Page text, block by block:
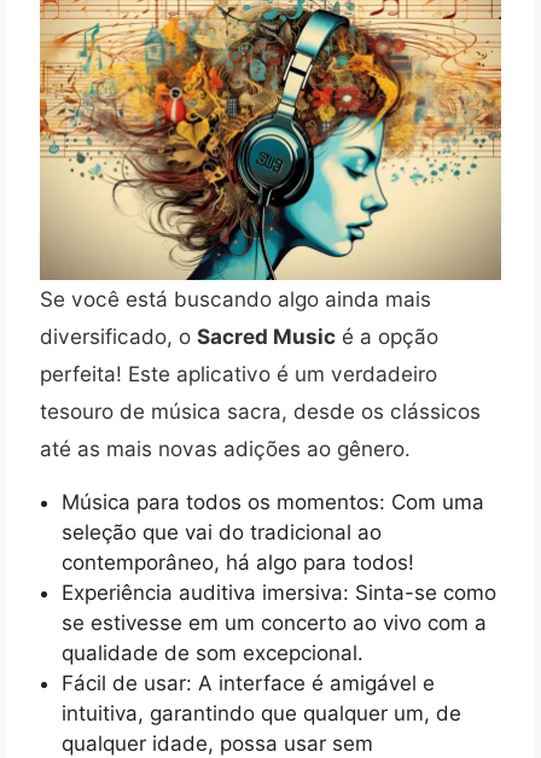
Se você está buscando algo ainda mais
diversificado, o Sacred Music é a opção
perfeita! Este aplicativo é um verdadeiro
tesouro de música sacra, desde os clássicos
até as mais novas adições ao gênero.
Música para todos os momentos: Com uma
seleção que vai do tradicional ao
contemporâneo, há algo para todos!
Experiência auditiva imersiva: Sinta-se como
se estivesse em um concerto ao vivo com a
qualidade de som excepcional.
Fácil de usar: A interface é amigável e
intuitiva, garantindo que qualquer um, de
qualquer idade, possa usar sem